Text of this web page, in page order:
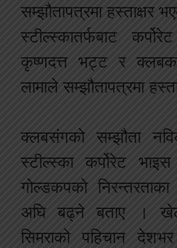
सम्झौतापत्रमा हस्ताक्षर
स्टील्स्कातर्फबाट
कृष्णदत्त भट्ट र
लामाले सम्झौतापत्रमा
क्लबसंगको सम्झौता
स्टील्स्का कर्पोरेट
गोल्डकपको
अघि बढ्ने बताए ।
सिमराको पहिचान